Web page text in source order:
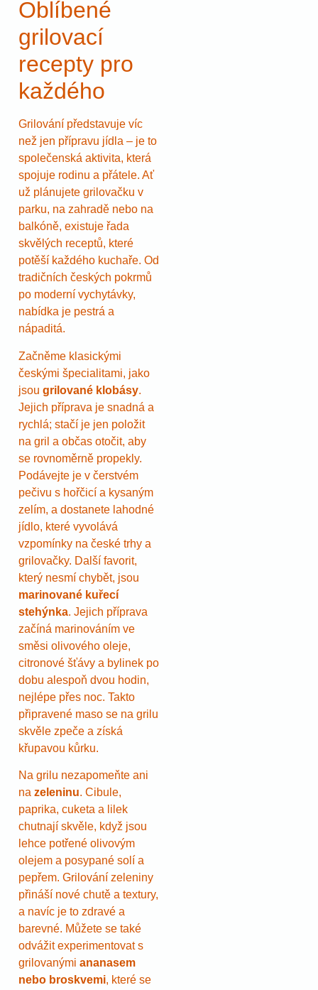
Oblíbené
grilovací
recepty pro
každého
Grilování představuje víc
než jen přípravu jídla – je to
společenská aktivita, která
spojuje rodinu a přátele. Ať
už plánujete grilovačku v
parku, na zahradě nebo na
balkóně, existuje řada
skvělých receptů, které
potěší každého kuchaře. Od
tradičních českých pokrmů
po moderní vychytávky,
nabídka je pestrá a
nápaditá.
Začněme klasickými
českými špecialitami, jako
jsou grilované klobásy.
Jejich příprava je snadná a
rychlá; stačí je jen položit
na gril a občas otočit, aby
se rovnoměrně propekly.
Podávejte je v čerstvém
pečivu s hořčicí a kysaným
zelím, a dostanete lahodné
jídlo, které vyvolává
vzpomínky na české trhy a
grilovačky. Další favorit,
který nesmí chybět, jsou
marinované kuřecí
stehýnka. Jejich příprava
začíná marinováním ve
směsi olivového oleje,
citronové šťávy a bylinek po
dobu alespoň dvou hodin,
nejlépe přes noc. Takto
připravené maso se na grilu
skvěle zpeče a získá
křupavou kůrku.
Na grilu nezapomeňte ani
na zeleninu. Cibule,
paprika, cuketa a lilek
chutnají skvěle, když jsou
lehce potřené olivovým
olejem a posypané solí a
pepřem. Grilování zeleniny
přináší nové chutě a textury,
a navíc je to zdravé a
barevné. Můžete se také
odvážit experimentovat s
grilovanými ananasem
nebo broskvemi, které se